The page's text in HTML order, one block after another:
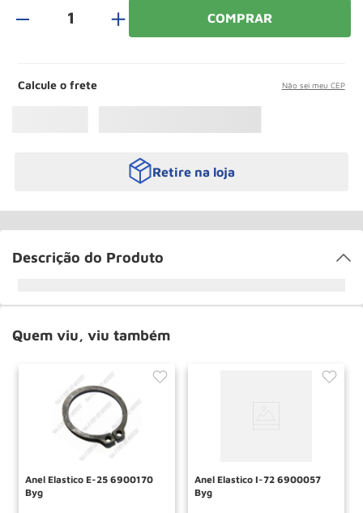
＋ COMPRAR
Calcule o frete Não sei meu CEP
Retire na loja
Descrição do Produto
Quem viu, viu também
Anel Elastico E-25 6900170
Byg
Anel Elastico I-72 6900057
Byg